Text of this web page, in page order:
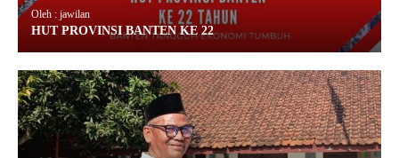
Oleh : jawilan
HUT PROVINSI BANTEN KE 22